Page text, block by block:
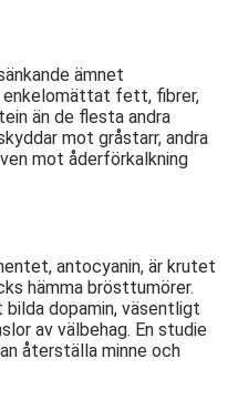
ämnet
fett, fibrer,
än de flesta andra
mot gråstarr, andra
mot åderförkalkning
antocyanin, är krutet
hämma brösttumörer.
bilda dopamin, väsentligt
av välbehag. En studie
återställa minne och